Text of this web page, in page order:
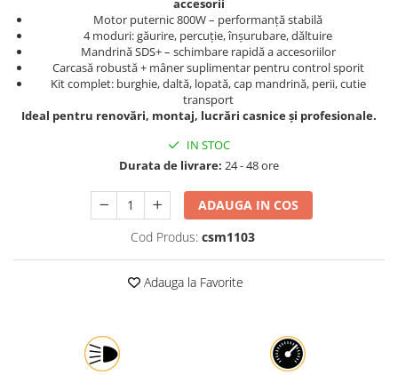
Protectia muncii
Scule Pneumatice
Slefuitoare
Tunuri de caldura si aeroteme
Utilaje constructie
accesorii
Motor puternic 800W – performanță stabilă
4 moduri: găurire, percuție, înșurubare, dăltuire
Mandrină SDS+ – schimbare rapidă a accesoriilor
Carcasă robustă + mâner suplimentar pentru control sporit
Kit complet: burghie, daltă, lopată, cap mandrină, perii, cutie
transport
Ideal pentru renovări, montaj, lucrări casnice și profesionale.
IN STOC
Durata de livrare: 24 - 48 ore
ADAUGA IN COS
Cod Produs: csm1103
Adauga la Favorite